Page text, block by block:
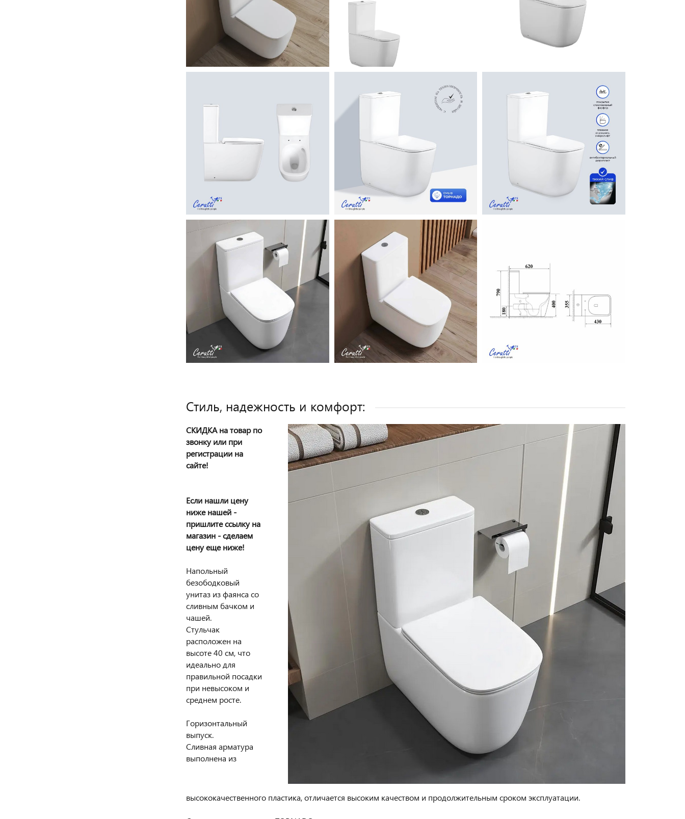
Стиль, надежность и комфорт:
СКИДКА на товар по
звонку или при
регистрации на
сайте!
Если нашли цену
ниже нашей -
пришлите ссылку на
магазин - сделаем
цену еще ниже!
Напольный
безободковый
унитаз из фаянса со
сливным бачком и
чашей.
Стульчак
расположен на
высоте 40 см, что
идеально для
правильной посадки
при невысоком и
среднем росте.
Горизонтальный
выпуск.
Сливная арматура
выполнена из
высококачественного пластика, отличается высоким качеством и продолжительным сроком эксплуатации.